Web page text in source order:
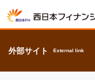
外部サイト External link